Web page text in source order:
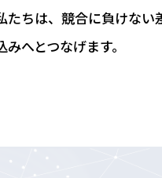
たちは、競合に負けない
みへとつなげます。